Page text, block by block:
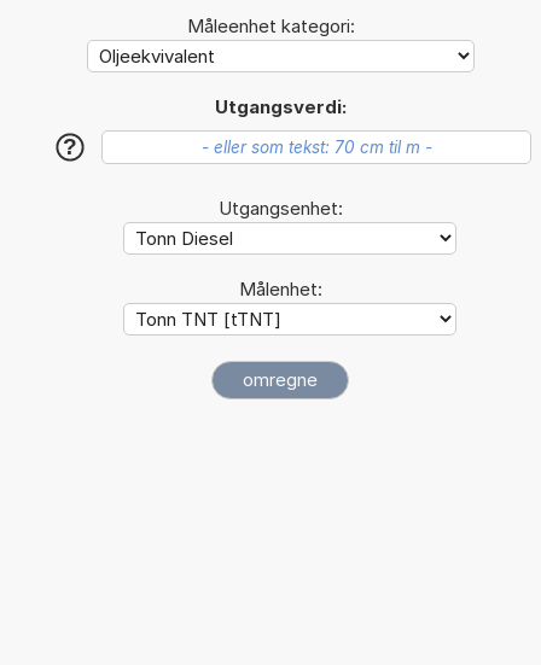
Måleenhet kategori:
Utgangsverdi:
?
Utgangsenhet:
Målenhet: